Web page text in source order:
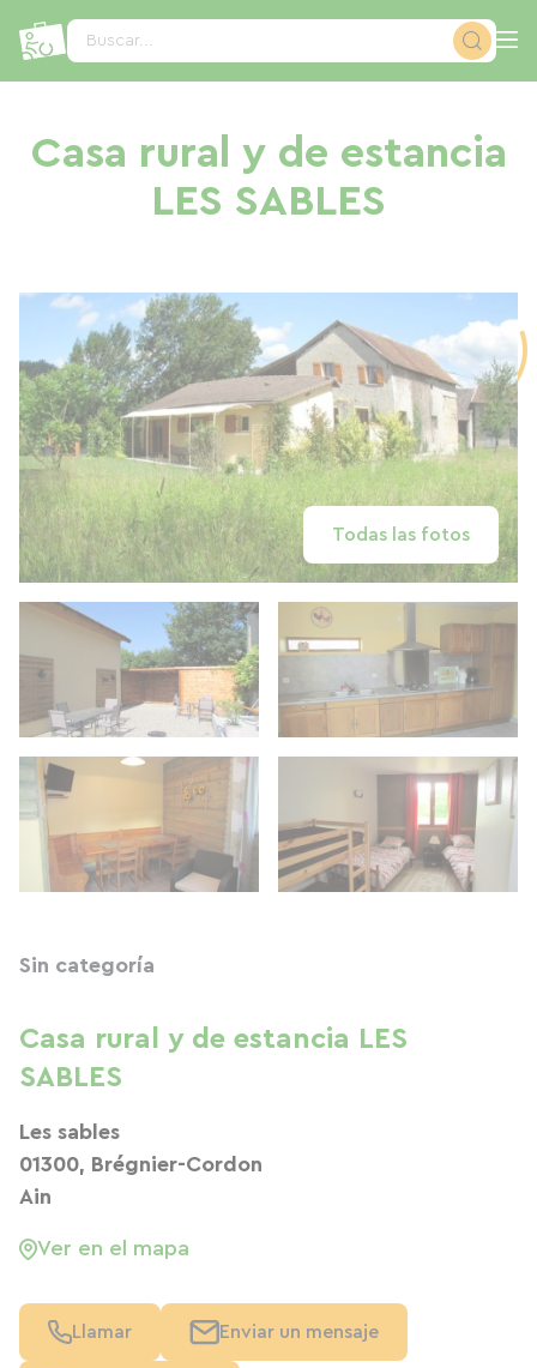
Buscar...
Casa rural y de estancia
LES SABLES
Todas las fotos
Sin categoría
Casa rural y de estancia LES
SABLES
Les sables
01300, Brégnier-Cordon
Ain
Ver en el mapa
Llamar Enviar un mensaje
Panel de gestión de cookies